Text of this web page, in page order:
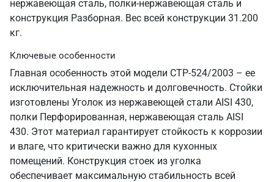
нержавеющая сталь, полки-нержавеющая сталь и
конструкция Разборная. Вес всей конструкции 31.200
кг.
Ключевые особенности
Главная особенность этой модели СТР-524/2003 – ее
исключительная надежность и долговечность. Стойки
изготовлены Уголок из нержавеющей стали AISI 430,
полки Перфорированная, нержавеющая сталь AISI
430. Этот материал гарантирует стойкость к коррозии
и влаге, что критически важно для кухонных
помещений. Конструкция стоек из уголка
обеспечивает максимальную стабильность всей